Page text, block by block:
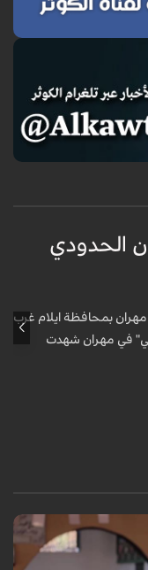
الحدودي
بمحافظة ايلام غرب
في مهران شهدت